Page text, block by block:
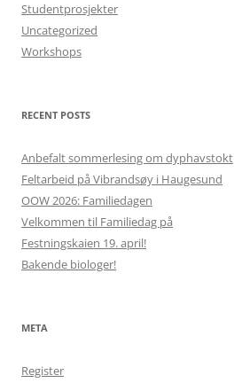
Studentprosjekter
Uncategorized
Workshops
RECENT POSTS
Anbefalt sommerlesing om dyphavstokt
Feltarbeid på Vibrandsøy i Haugesund
OOW 2026: Familiedagen
Velkommen til Familiedag på
Festningskaien 19. april!
Bakende biologer!
META
Register